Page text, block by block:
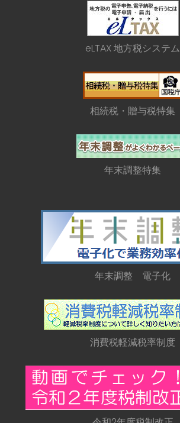
eLTAX 地方税システム
相続税・贈与税特集
年末調整特集
年末調整 電子化
消費税軽減税率制度